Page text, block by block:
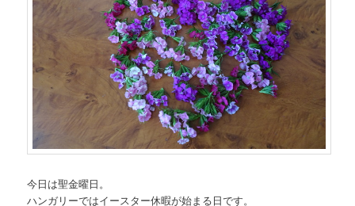
今日は聖金曜日。
ハンガリーではイースター休暇が始まる日です。